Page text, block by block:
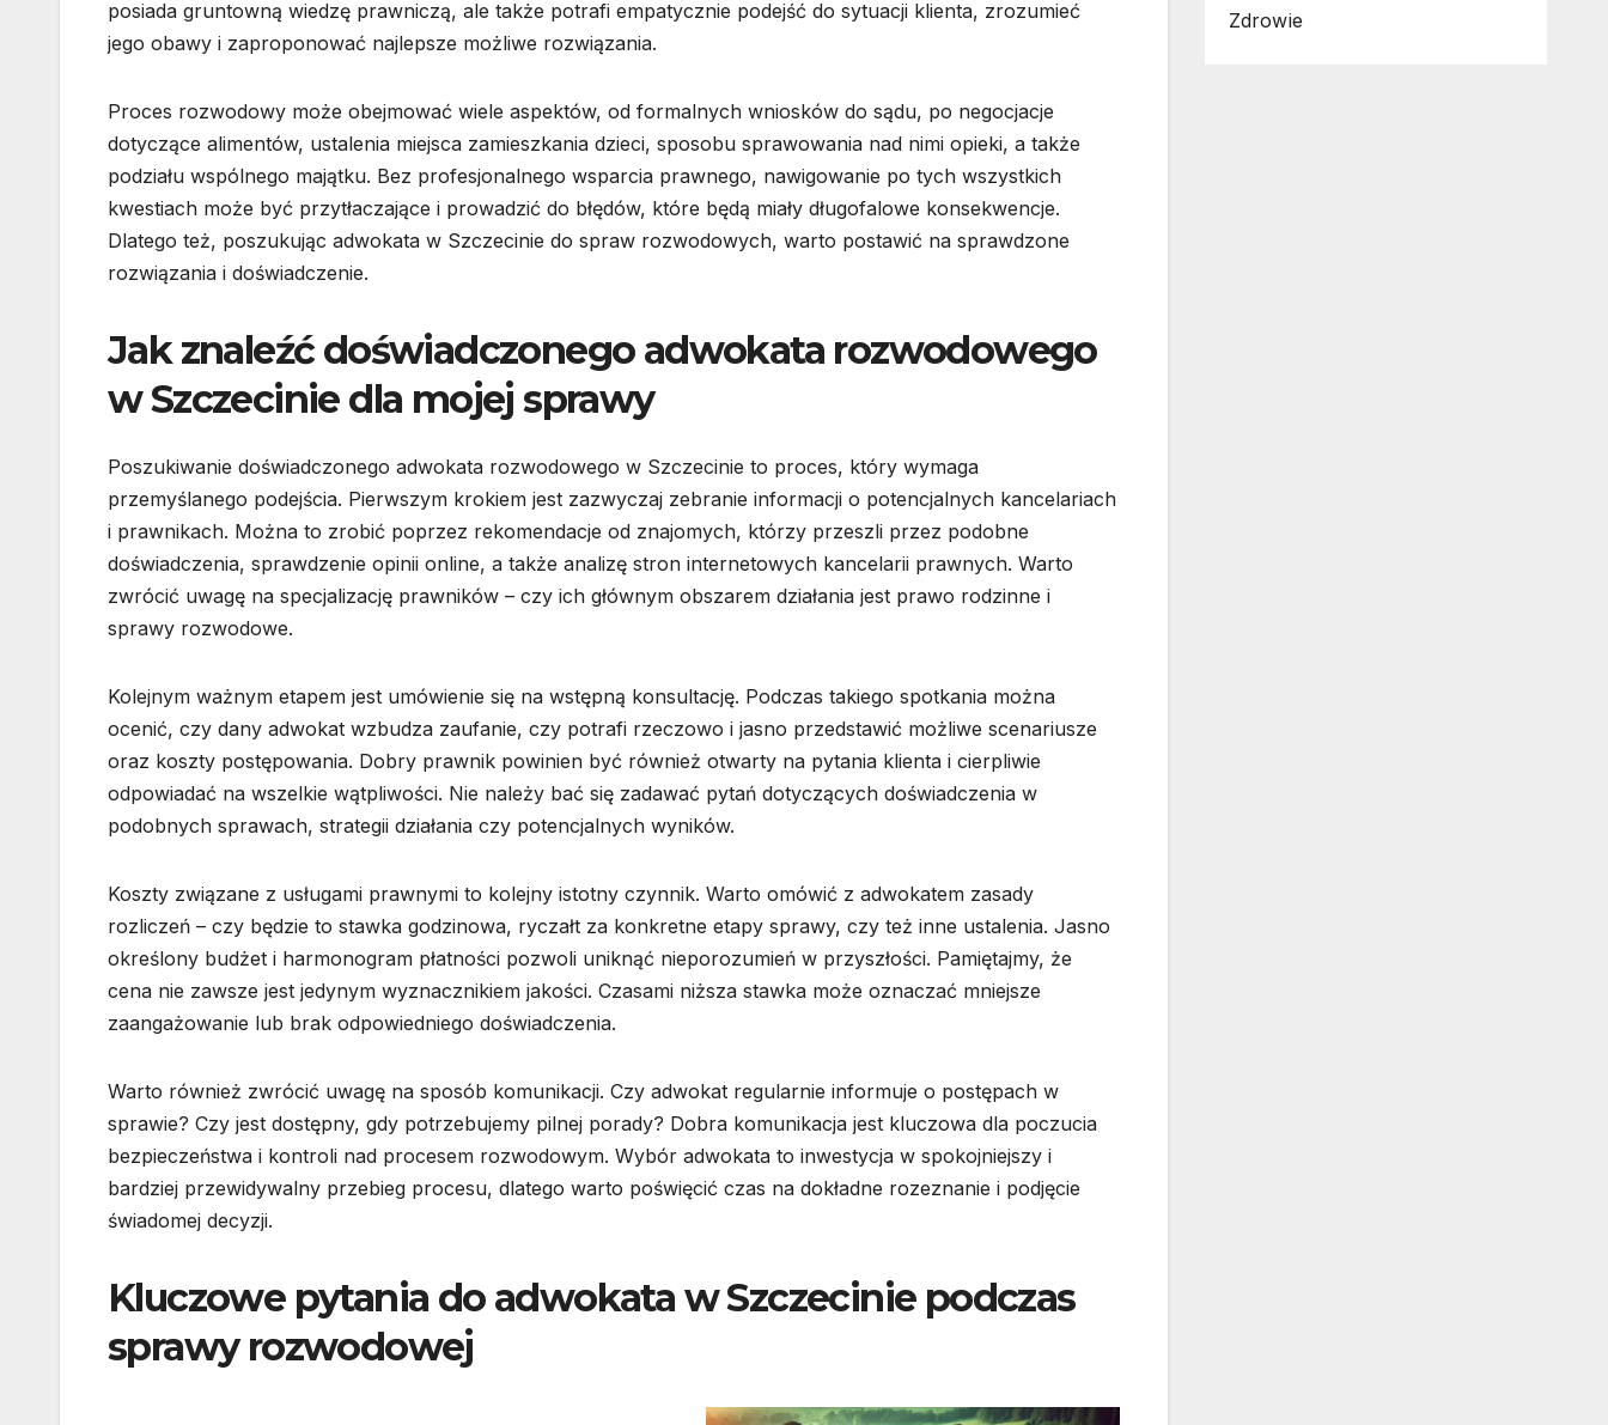
posiada gruntowną wiedzę prawniczą, ale także potrafi empatycznie podejść do sytuacji klienta, zrozumieć
jego obawy i zaproponować najlepsze możliwe rozwiązania.
Proces rozwodowy może obejmować wiele aspektów, od formalnych wniosków do sądu, po negocjacje
dotyczące alimentów, ustalenia miejsca zamieszkania dzieci, sposobu sprawowania nad nimi opieki, a także
podziału wspólnego majątku. Bez profesjonalnego wsparcia prawnego, nawigowanie po tych wszystkich
kwestiach może być przytłaczające i prowadzić do błędów, które będą miały długofalowe konsekwencje.
Dlatego też, poszukując adwokata w Szczecinie do spraw rozwodowych, warto postawić na sprawdzone
rozwiązania i doświadczenie.
Jak znaleźć doświadczonego adwokata rozwodowego
w Szczecinie dla mojej sprawy
Poszukiwanie doświadczonego adwokata rozwodowego w Szczecinie to proces, który wymaga
przemyślanego podejścia. Pierwszym krokiem jest zazwyczaj zebranie informacji o potencjalnych kancelariach
i prawnikach. Można to zrobić poprzez rekomendacje od znajomych, którzy przeszli przez podobne
doświadczenia, sprawdzenie opinii online, a także analizę stron internetowych kancelarii prawnych. Warto
zwrócić uwagę na specjalizację prawników – czy ich głównym obszarem działania jest prawo rodzinne i
sprawy rozwodowe.
Kolejnym ważnym etapem jest umówienie się na wstępną konsultację. Podczas takiego spotkania można
ocenić, czy dany adwokat wzbudza zaufanie, czy potrafi rzeczowo i jasno przedstawić możliwe scenariusze
oraz koszty postępowania. Dobry prawnik powinien być również otwarty na pytania klienta i cierpliwie
odpowiadać na wszelkie wątpliwości. Nie należy bać się zadawać pytań dotyczących doświadczenia w
podobnych sprawach, strategii działania czy potencjalnych wyników.
Koszty związane z usługami prawnymi to kolejny istotny czynnik. Warto omówić z adwokatem zasady
rozliczeń – czy będzie to stawka godzinowa, ryczałt za konkretne etapy sprawy, czy też inne ustalenia. Jasno
określony budżet i harmonogram płatności pozwoli uniknąć nieporozumień w przyszłości. Pamiętajmy, że
cena nie zawsze jest jedynym wyznacznikiem jakości. Czasami niższa stawka może oznaczać mniejsze
zaangażowanie lub brak odpowiedniego doświadczenia.
Warto również zwrócić uwagę na sposób komunikacji. Czy adwokat regularnie informuje o postępach w
sprawie? Czy jest dostępny, gdy potrzebujemy pilnej porady? Dobra komunikacja jest kluczowa dla poczucia
bezpieczeństwa i kontroli nad procesem rozwodowym. Wybór adwokata to inwestycja w spokojniejszy i
bardziej przewidywalny przebieg procesu, dlatego warto poświęcić czas na dokładne rozeznanie i podjęcie
świadomej decyzji.
Kluczowe pytania do adwokata w Szczecinie podczas
sprawy rozwodowej
Zdrowie